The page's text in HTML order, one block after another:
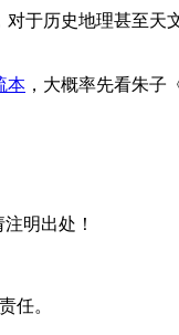
于历史地理甚至天
本 ，大概率先看朱子
明出处！
任。